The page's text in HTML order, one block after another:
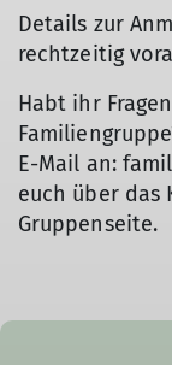
Details zur
rechtzeitig
Habt ihr
E-Mail an:
euch über das
Gruppenseite.